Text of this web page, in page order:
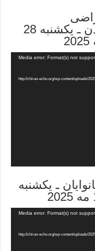
بازنشستگان فولاد و معدن ـ یکشنبه 28
Media error: Format(s) not
ـ یکشنبه
Media error: Format(s) not